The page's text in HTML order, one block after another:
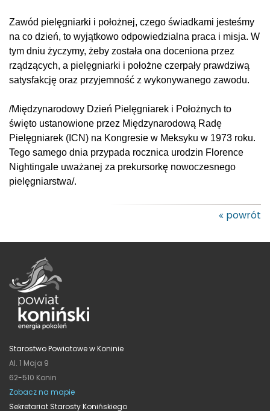
Zawód pielęgniarki i położnej, czego świadkami jesteśmy
na co dzień, to wyjątkowo odpowiedzialna praca i misja. W
tym dniu życzymy, żeby została ona doceniona przez
rządzących, a pielęgniarki i położne czerpały prawdziwą
satysfakcję oraz przyjemność z wykonywanego zawodu.
/Międzynarodowy Dzień Pielęgniarek i Położnych to
święto ustanowione przez Międzynarodową Radę
Pielęgniarek (ICN) na Kongresie w Meksyku w 1973 roku.
Tego samego dnia przypada rocznica urodzin Florence
Nightingale uważanej za prekursorkę nowoczesnego
pielęgniarstwa/.
powrót
Starostwo Powiatowe w Koninie
Al. 1 Maja 9
62-510 Konin
Zobacz na mapie
Sekretariat Starosty Konińskiego